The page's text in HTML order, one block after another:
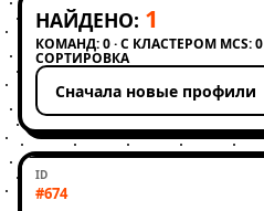
НАЙДЕНО: 1
КОМАНД: 0 · С КЛАСТЕРОМ MCS: 0
СОРТИРОВКА
Применить сортировку
#674